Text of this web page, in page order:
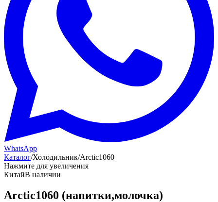
WhatsApp
Каталог/Холодильник/Arctic1060
Нажмите для увеличения
КитайВ наличии
Arctic1060 (напитки,молочка)